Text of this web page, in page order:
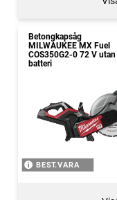
Betongkapsåg
MILWAUKEE MX Fuel
COS350G2-0 72 V utan
batteri
BEST.VARA